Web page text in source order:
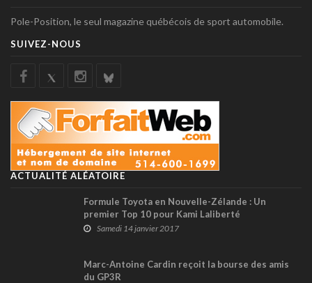
Pole-Position, le seul magazine québécois de sport automobile.
SUIVEZ-NOUS
ACTUALITÉ ALÉATOIRE
Formule Toyota en Nouvelle-Zélande : Un
premier Top 10 pour Kami Laliberté
Samedi 14 janvier 2017
Marc-Antoine Cardin reçoit la bourse des amis
du GP3R